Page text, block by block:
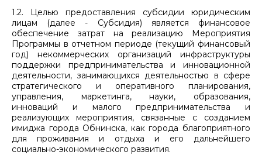
1.2. Целью предоставления субсидии юридическим
лицам (далее - Субсидия) является финансовое
обеспечение затрат на реализацию Мероприятия
Программы в отчетном периоде (текущий финансовый
год) некоммерческих организаций инфраструктуры
поддержки предпринимательства и инновационной
деятельности, занимающихся деятельностью в сфере
стратегического и оперативного планирования,
управления, маркетинга, науки, образования,
инноваций и малого предпринимательства и
реализующих мероприятия, связанные с созданием
имиджа города Обнинска, как города благоприятного
для проживания и отдыха и его дальнейшего
социально-экономического развития.